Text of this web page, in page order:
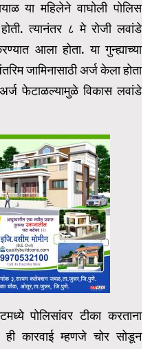
या महिलेने वाघोली पोलिस
त्यानंतर ८ मे रोजी लवांडे
आला होता. या गुन्ह्याच्या
जामिनासाठी अर्ज केला होता
अर्ज फेटाळल्यामुळे विकास लवांडे
पोलिसांवर टीका करताना
ही कारवाई म्हणजे चोर सोडून